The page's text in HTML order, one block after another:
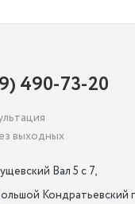
490-73-20
выходных
Вал 5 с 7,
Кондратьевский